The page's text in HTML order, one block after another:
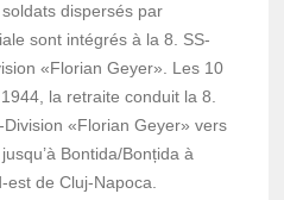
dispersés par
sont intégrés à la 8. SS-
«Florian Geyer». Les 10
la retraite conduit la 8.
Division «Florian Geyer» vers
Bontida/Bonțida à
est de Cluj-Napoca.